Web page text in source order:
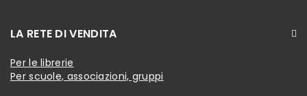
LA RETE DI VENDITA
Per le librerie
Per scuole, associazioni, gruppi